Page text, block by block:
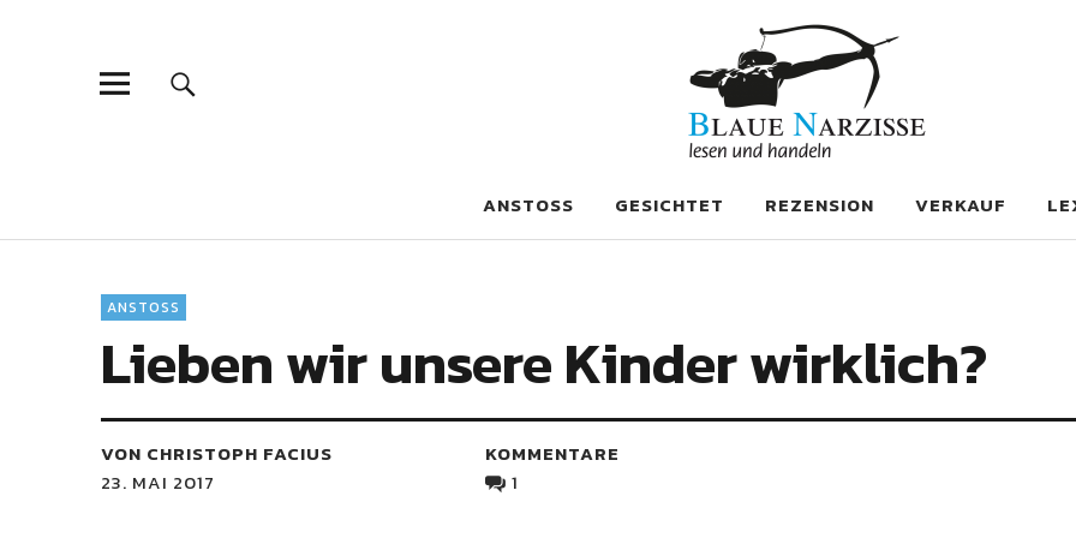
Blaue Narzisse
ANSTOSS GESICHTET REZENSION VERKAUF
ANSTOSS
Lieben wir unsere Kinder wirklich?
VON CHRISTOPH FACIUS
23. MAI 2017
KOMMENTARE
1